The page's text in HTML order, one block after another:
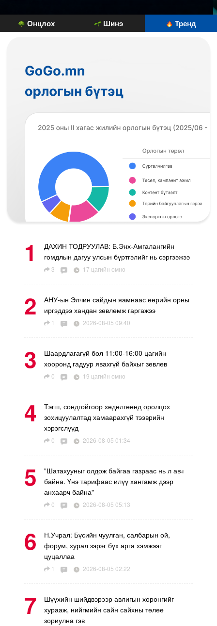
Онцлох Шинэ Тренд
1
ДАХИН ТОДРУУЛАВ: Б.Энх-Амгалангийн
гомдлын дагуу улсын бүртгэлийг нь сэргээжээ
3 17 цагийн өмнө
2
АНУ-ын Элчин сайдын яамнаас өөрийн орны
иргэддээ хандан зөвлөмж гаргажээ
1 2026-08-05 09:40
3
Шаардлагагүй бол 11:00-16:00 цагийн
хооронд гадуур явахгүй байхыг зөвлөв
0 19 цагийн өмнө
4
Тэгш, сондгойгоор хөдөлгөөнд оролцох
зохицуулалтад хамаарахгүй тээврийн
хэрэгслүүд
0 2026-08-05 01:34
5
"Шатахууныг олдож байгаа газраас нь л авч
байна. Үнэ тарифаас илүү хангамж дээр
анхаарч байна"
0 2026-08-05 05:13
6
Н.Учрал: Бүсийн чуулган, салбарын ой,
форум, хурал зэрэг бүх арга хэмжээг
цуцаллаа
1 2026-08-05 02:22
7
Шүүхийн шийдвэрээр авлигын хөрөнгийг
хурааж, нийгмийн сайн сайхны төлөө
зориулна гэв